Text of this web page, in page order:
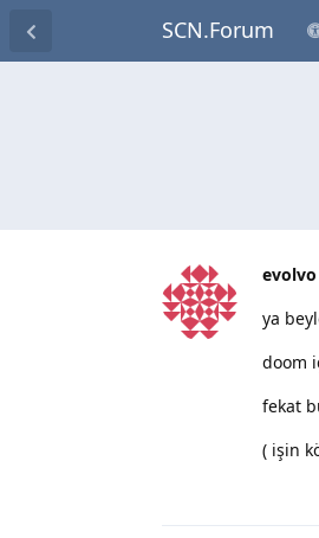
SCN.Forum
evolvo
ya
doom
fekat
( işin